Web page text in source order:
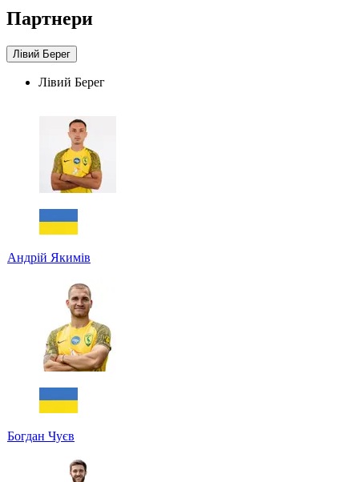
Партнери
Лівий Берег
Лівий Берег
Андрій Якимів
Богдан Чуєв